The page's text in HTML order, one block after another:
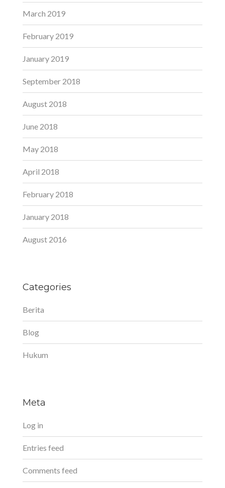
March 2019
February 2019
January 2019
September 2018
August 2018
June 2018
May 2018
April 2018
February 2018
January 2018
August 2016
Categories
Berita
Blog
Hukum
Meta
Log in
Entries feed
Comments feed